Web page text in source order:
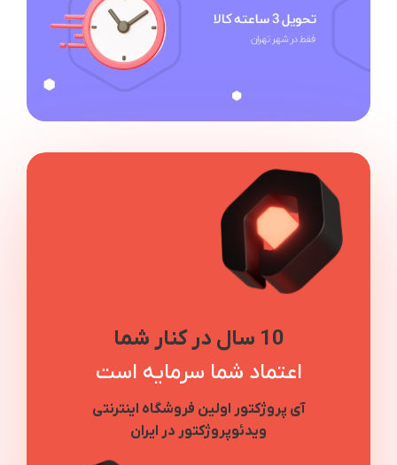
10 سال در کنار شما
اعتماد شما سرمایه است
آی پروژکتور اولین فروشگاه اینترنتی
ویدئوپروژکتور در ایران